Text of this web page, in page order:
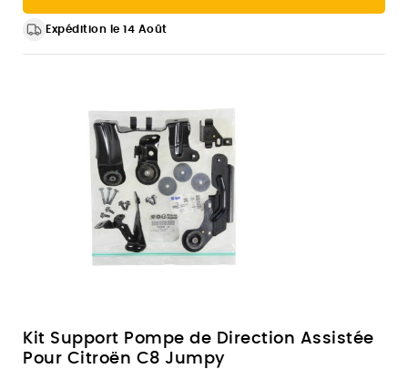
Expédition le 14 Août
Kit Support Pompe de Direction Assistée
Pour Citroën C8 Jumpy